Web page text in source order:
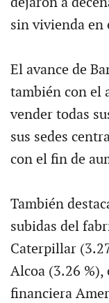
sin vivienda en
El avance de
también con el
vender todas
sus sedes
con el fin de
También
subidas del
Caterpillar
Alcoa (3.26
financiera